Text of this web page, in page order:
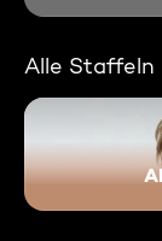
Alle Staffeln